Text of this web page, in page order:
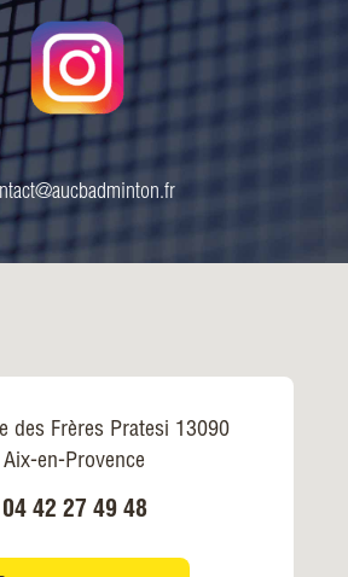
des Frères Pratesi 13090
Aix-en-Provence
04 42 27 49 48